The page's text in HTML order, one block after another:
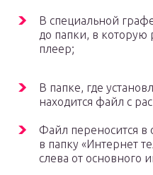
В специальной
до папки, в которую
плеер;
В папке, где
находится файл с
Файл переносится
в папку «Интернет
слева от основного